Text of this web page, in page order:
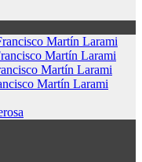
Martín Larami
Martín Larami
Martín Larami
Martín Larami